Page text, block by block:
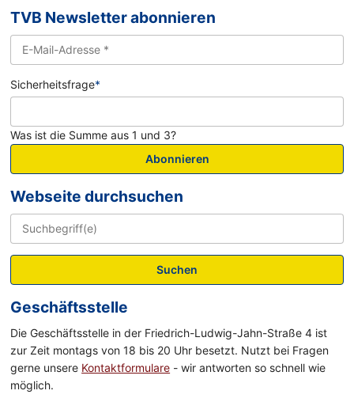
TVB Newsletter abonnieren
Sicherheitsfrage*
Was ist die Summe aus 1 und 3?
Abonnieren
Webseite durchsuchen
Suchen
Geschäftsstelle
Die Geschäftsstelle in der Friedrich-Ludwig-Jahn-Straße 4 ist
zur Zeit montags von 18 bis 20 Uhr besetzt. Nutzt bei Fragen
gerne unsere Kontaktformulare - wir antworten so schnell wie
möglich.